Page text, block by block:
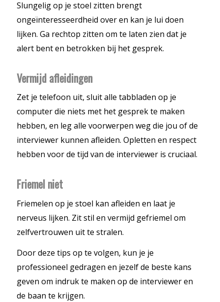
Slungelig op je stoel zitten brengt
ongeïnteresseerdheid over en kan je lui doen
lijken. Ga rechtop zitten om te laten zien dat je
alert bent en betrokken bij het gesprek.
Vermijd afleidingen
Zet je telefoon uit, sluit alle tabbladen op je
computer die niets met het gesprek te maken
hebben, en leg alle voorwerpen weg die jou of de
interviewer kunnen afleiden. Opletten en respect
hebben voor de tijd van de interviewer is cruciaal.
Friemel niet
Friemelen op je stoel kan afleiden en laat je
nerveus lijken. Zit stil en vermijd gefriemel om
zelfvertrouwen uit te stralen.
Door deze tips op te volgen, kun je je
professioneel gedragen en jezelf de beste kans
geven om indruk te maken op de interviewer en
de baan te krijgen.